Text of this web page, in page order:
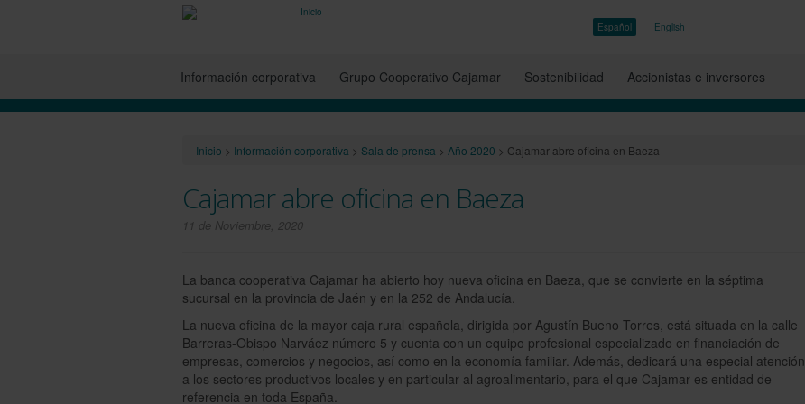
Español English
Información corporativa Grupo Cooperativo Cajamar Sostenibilidad Accionistas e inversores
Inicio > Información corporativa > Sala de prensa > Año 2020 > Cajamar abre oficina en Baeza
Cajamar abre oficina en Baeza
11 de Noviembre, 2020
La banca cooperativa Cajamar ha abierto hoy nueva oficina en Baeza, que se convierte en la séptima
sucursal en la provincia de Jaén y en la 252 de Andalucía.
La nueva oficina de la mayor caja rural española, dirigida por Agustín Bueno Torres, está situada en la calle
Barreras-Obispo Narváez número 5 y cuenta con un equipo profesional especializado en financiación de
empresas, comercios y negocios, así como en la economía familiar. Además, dedicará una especial atención
a los sectores productivos locales y en particular al agroalimentario, para el que Cajamar es entidad de
referencia en toda España.